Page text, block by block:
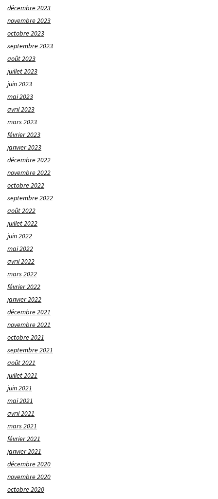
décembre 2023
novembre 2023
octobre 2023
septembre 2023
août 2023
juillet 2023
juin 2023
mai 2023
avril 2023
mars 2023
février 2023
janvier 2023
décembre 2022
novembre 2022
octobre 2022
septembre 2022
août 2022
juillet 2022
juin 2022
mai 2022
avril 2022
mars 2022
février 2022
janvier 2022
décembre 2021
novembre 2021
octobre 2021
septembre 2021
août 2021
juillet 2021
juin 2021
mai 2021
avril 2021
mars 2021
février 2021
janvier 2021
décembre 2020
novembre 2020
octobre 2020